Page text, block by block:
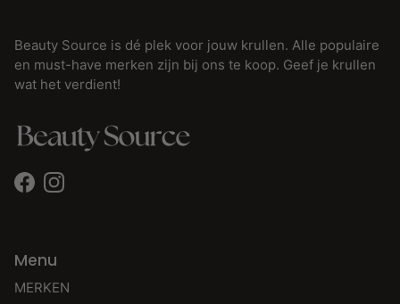
Beauty Source is dé plek voor jouw krullen. Alle populaire
en must-have merken zijn bij ons te koop. Geef je krullen
wat het verdient!
FacebookInstagram
Menu
MERKEN